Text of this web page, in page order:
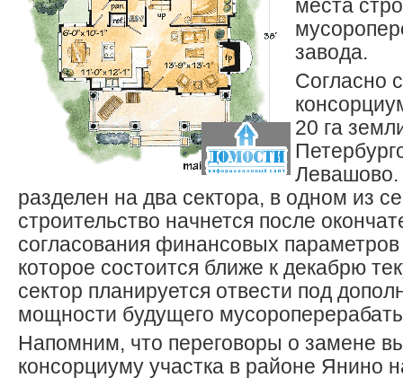
места
завода.
Согласно
20 га
Левашово.
разделен на два сектора, в одном из
строительство начнется после
согласования финансовых параметров
которое состоится ближе к декабрю
сектор планируется отвести под
мощности будущего
Напомним, что переговоры о замене
консорциуму участка в районе Янино